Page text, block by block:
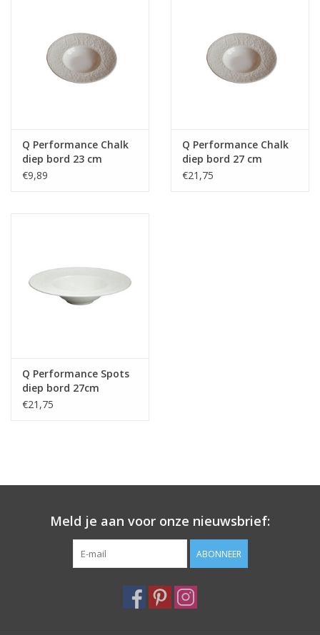
Q Performance Chalk
diep bord 23 cm
€9,89
Q Performance Chalk
diep bord 27 cm
€21,75
Q Performance Spots
diep bord 27cm
€21,75
Meld je aan voor onze nieuwsbrief:
ABONNEER